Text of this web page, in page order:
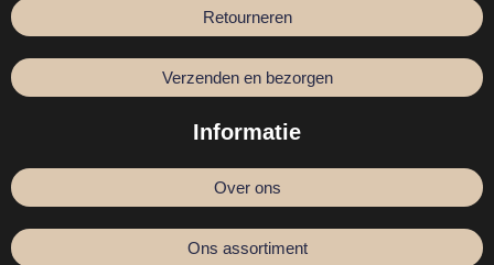
Retourneren
Verzenden en bezorgen
Informatie
Over ons
Ons assortiment